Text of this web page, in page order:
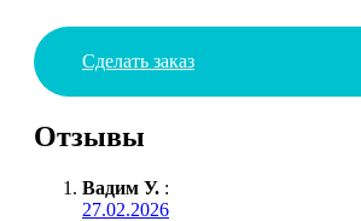
Сделать заказ
Отзывы
Вадим У. :
27.02.2026